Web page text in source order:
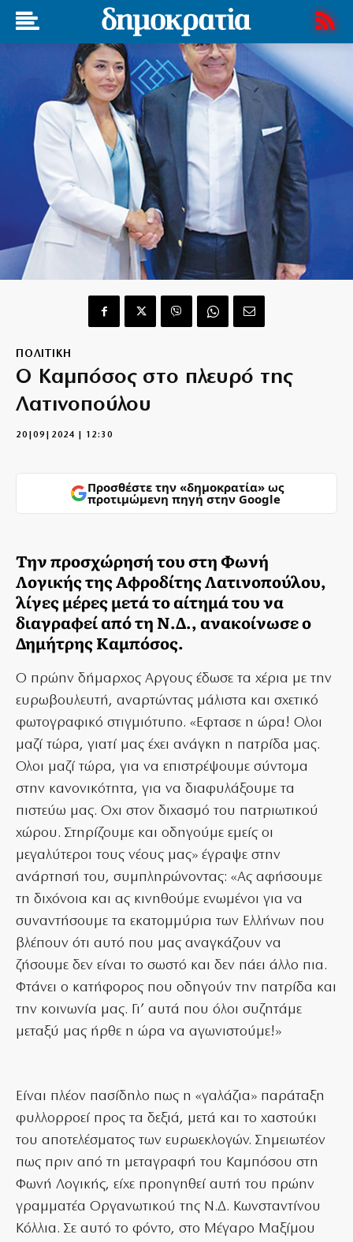
ΠΟΛΙΤΙΚΗ
Ο Καμπόσος στο πλευρό της
Λατινοπούλου
20|09|2024 | 12:30
Προσθέστε την «δημοκρατία» ως
προτιμώμενη πηγή στην Google
Την προσχώρησή του στη Φωνή
Λογικής της Αφροδίτης Λατινοπούλου,
λίγες μέρες μετά το αίτημά του να
διαγραφεί από τη Ν.Δ., ανακοίνωσε ο
Δημήτρης Καμπόσος.
Ο πρώην δήμαρχος Αργους έδωσε τα χέρια με την
ευρωβουλευτή, αναρτώντας μάλιστα και σχετικό
φωτογραφικό στιγμιότυπο. «Εφτασε η ώρα! Ολοι
μαζί τώρα, γιατί μας έχει ανάγκη η πατρίδα μας.
Ολοι μαζί τώρα, για να επιστρέψουμε σύντομα
στην κανονικότητα, για να διαφυλάξουμε τα
πιστεύω μας. Οχι στον διχασμό του πατριωτικού
χώρου. Στηρίζουμε και οδηγούμε εμείς οι
μεγαλύτεροι τους νέους μας» έγραψε στην
ανάρτησή του, συμπληρώνοντας: «Ας αφήσουμε
τη διχόνοια και ας κινηθούμε ενωμένοι για να
συναντήσουμε τα εκατομμύρια των Ελλήνων που
βλέπουν ότι αυτό που μας αναγκάζουν να
ζήσουμε δεν είναι το σωστό και δεν πάει άλλο πια.
Φτάνει ο κατήφορος που οδηγούν την πατρίδα και
την κοινωνία μας. Γι’ αυτά που όλοι συζητάμε
μεταξύ μας ήρθε η ώρα να αγωνιστούμε!»
Είναι πλέον πασίδηλο πως η «γαλάζια» παράταξη
φυλλορροεί προς τα δεξιά, μετά και το χαστούκι
του αποτελέσματος των ευρωεκλογών. Σημειωτέον
πως πριν από τη μεταγραφή του Καμπόσου στη
Φωνή Λογικής, είχε προηγηθεί αυτή του πρώην
γραμματέα Οργανωτικού της Ν.Δ. Κωνσταντίνου
Κόλλια. Σε αυτό το φόντο, στο Μέγαρο Μαξίμου